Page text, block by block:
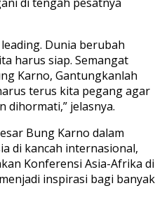
Dunia berubah
harus siap. Semangat
Karno, Gantungkanlah
terus kita pegang agar
dihormati,” jelasnya.
Bung Karno dalam
di kancah internasional,
Konferensi Asia-Afrika di
inspirasi bagi banyak